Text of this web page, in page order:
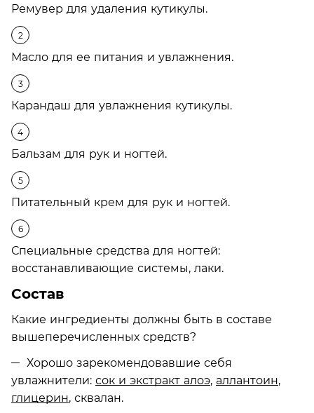
Ремувер для удаления кутикулы.
Масло для ее питания и увлажнения.
Карандаш для увлажнения кутикулы.
Бальзам для рук и ногтей.
Питательный крем для рук и ногтей.
Специальные средства для ногтей:
восстанавливающие системы, лаки.
Состав
Какие ингредиенты должны быть в составе
вышеперечисленных средств?
Хорошо зарекомендовавшие себя
увлажнители: сок и экстракт алоэ, аллантоин,
глицерин, сквалан.